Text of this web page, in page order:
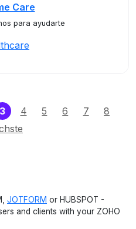
Care
para ayudarte
3(current)
4 5 6 7
8
JOTFORM or HUBSPOT -
and clients with your ZOHO